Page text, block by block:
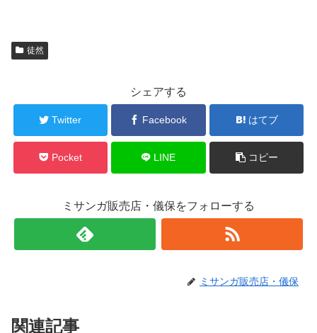
徒然
シェアする
Twitter Facebook はてブ
Pocket LINE コピー
ミサンガ販売店・儀保をフォローする
ミサンガ販売店・儀保
関連記事